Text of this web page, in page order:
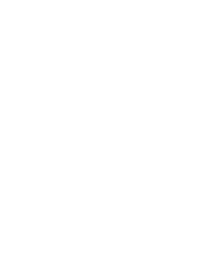
Voodoo